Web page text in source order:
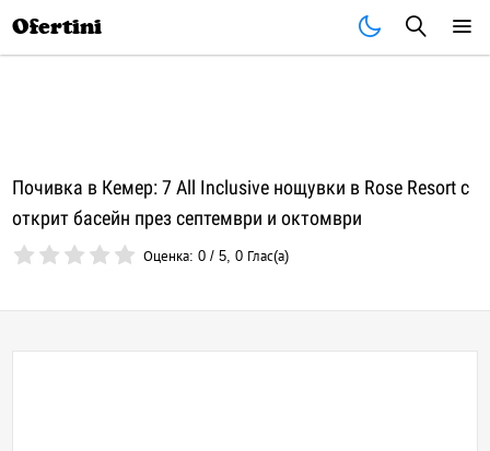
Ofertini
Почивка в Кемер: 7 All Inclusive нощувки в Rose Resort с
открит басейн през септември и октомври
Оценка:0 /5,0 Глас(а)